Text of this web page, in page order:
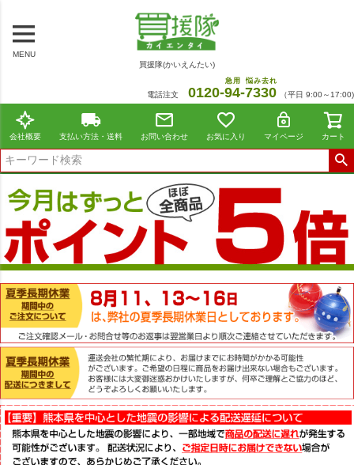
MENU
買援隊(かいえんたい)
電話注文 0120-94
急用
-7330
悩み去れ
（平日 9:00～17:00)
会社概要 支払い方法・送料 お問い合わせ お気に入り マイページ カート